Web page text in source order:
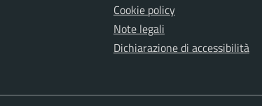
Cookie policy
Note legali
Dichiarazione di accessibilità